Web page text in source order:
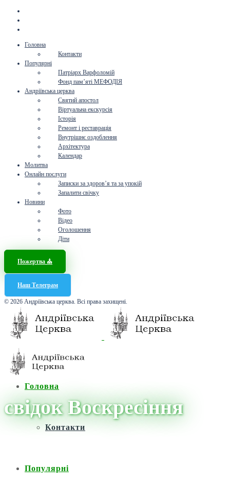
Головна
Контакти
Популярні
Патріарх Варфоломій
Фонд пам’яті МЕФОДІЯ
Андріївська церква
Святий апостол
Віртуальна екскурсія
Історія
Ремонт і реставрація
Внутрішнє оздоблення
Архітектура
Календар
Молитва
Онлайн послуги
Записки за здоров’я та за упокій
Запалити свічку
Новини
Фото
Відео
Оголошення
Діти
Пожертва ⛪️
Наш Телеграм
© 2026 Андріївська церква. Всі права захищені.
Головна
Контакти
Популярні
свідок Воскресіння